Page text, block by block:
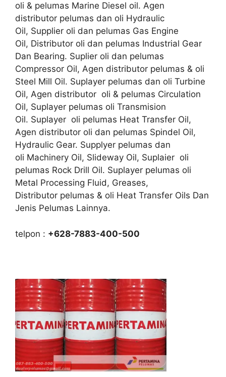
oli & pelumas Marine Diesel oil. Agen
distributor pelumas dan oli Hydraulic
Oil, Supplier oli dan pelumas Gas Engine
Oil, Distributor oli dan pelumas Industrial Gear
Dan Bearing. Suplier oli dan pelumas
Compressor Oil, Agen distributor pelumas & oli
Steel Mill Oil. Suplayer pelumas dan oli Turbine
Oil, Agen distributor oli & pelumas Circulation
Oil, Suplayer pelumas oli Transmision
Oil. Suplayer oli pelumas Heat Transfer Oil,
Agen distributor oli dan pelumas Spindel Oil,
Hydraulic Gear. Supplyer pelumas dan
oli Machinery Oil, Slideway Oil, Suplaier oli
pelumas Rock Drill Oil. Suplayer pelumas oli
Metal Processing Fluid, Greases,
Distributor pelumas & oli Heat Transfer Oils Dan
Jenis Pelumas Lainnya.
telpon : +628-7883-400-500